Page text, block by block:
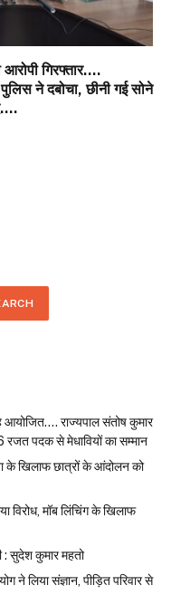
गिरफ्तार….
ने दबोचा, छीनी गई सोने
आयोजित…. राज्यपाल संतोष कुमार
रजत पदक से मेधावियों का सम्मान
के खिलाफ छात्रों के आंदोलन को
विरोध, मॉब लिंचिंग के खिलाफ
: सुदेश कुमार महतो
ने लिया संज्ञान, पीड़ित परिवार से